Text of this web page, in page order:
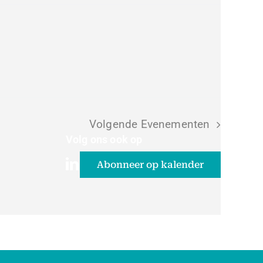
Volgende Evenementen
Abonneer op kalender